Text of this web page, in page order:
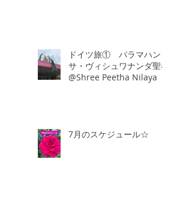
ドイツ旅① パラマハン
サ・ヴィシュワナンダ聖者
@Shree Peetha Nilaya
7月のスケジュール☆